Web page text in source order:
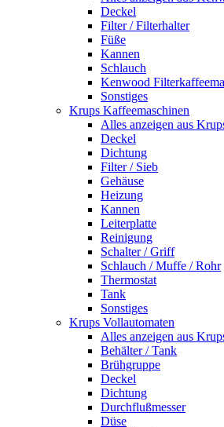
Deckel
Filter / Filterhalter
Füße
Kannen
Schlauch
Kenwood
Sonstiges
Krups Kaffeemaschinen
Alles anzeigen aus
Deckel
Dichtung
Filter / Sieb
Gehäuse
Heizung
Kannen
Leiterplatte
Reinigung
Schalter / Griff
Schlauch / Muffe / Rohr
Thermostat
Tank
Sonstiges
Krups Vollautomaten
Alles anzeigen aus
Behälter / Tank
Brühgruppe
Deckel
Dichtung
Durchflußmesser
Düse